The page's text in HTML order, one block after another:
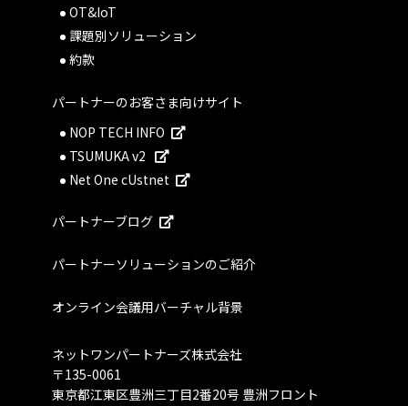
OT&IoT
課題別ソリューション
約款
パートナーのお客さま向けサイト
NOP TECH INFO
TSUMUKA v2
Net One cUstnet
パートナーブログ
パートナーソリューションのご紹介
オンライン会議用バーチャル背景
ネットワンパートナーズ株式会社
〒135-0061
東京都江東区豊洲三丁目2番20号 豊洲フロント